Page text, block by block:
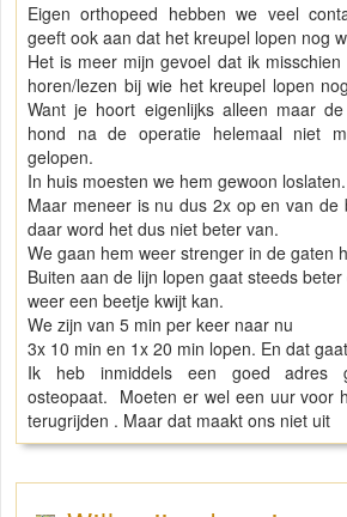
Eigen orthopeed hebben we veel
geeft ook aan dat het kreupel lopen nog
Het is meer mijn gevoel dat ik
horen/lezen bij wie het kreupel lopen
Want je hoort eigenlijks alleen maar
hond na de operatie helemaal niet
gelopen.
In huis moesten we hem gewoon loslaten.
Maar meneer is nu dus 2x op en van de
daar word het dus niet beter van.
We gaan hem weer strenger in de gaten
Buiten aan de lijn lopen gaat steeds
weer een beetje kwijt kan.
We zijn van 5 min per keer naar nu
3x 10 min en 1x 20 min lopen. En dat
Ik heb inmiddels een goed adres
osteopaat. Moeten er wel een uur voor
terugrijden . Maar dat maakt ons niet uit